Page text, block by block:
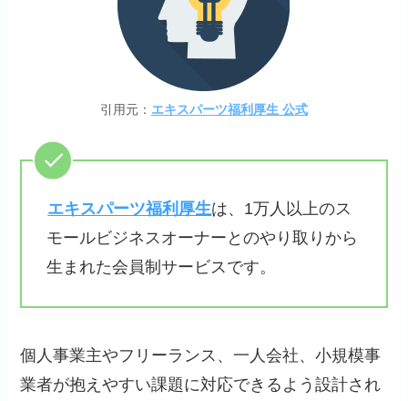
引用元： エキスパーツ福利厚生 公式
エキスパーツ福利厚生は、1万人以上のス
モールビジネスオーナーとのやり取りから
生まれた会員制サービスです。
個人事業主やフリーランス、一人会社、小規模事
業者が抱えやすい課題に対応できるよう設計され